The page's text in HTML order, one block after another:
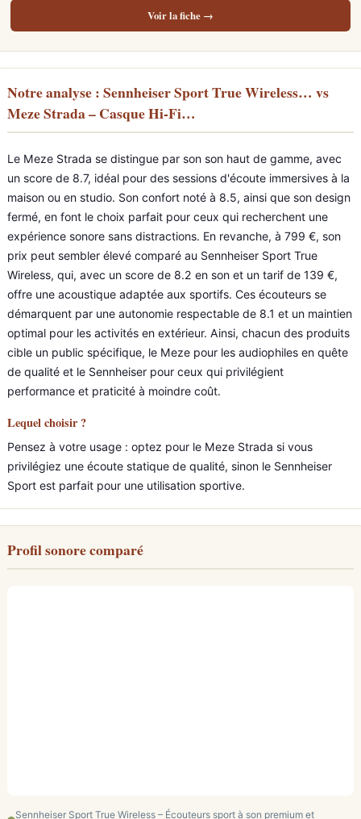
Voir la fiche →
Notre analyse : Sennheiser Sport True Wireless… vs
Meze Strada – Casque Hi-Fi…
Le Meze Strada se distingue par son son haut de gamme, avec
un score de 8.7, idéal pour des sessions d'écoute immersives à la
maison ou en studio. Son confort noté à 8.5, ainsi que son design
fermé, en font le choix parfait pour ceux qui recherchent une
expérience sonore sans distractions. En revanche, à 799 €, son
prix peut sembler élevé comparé au Sennheiser Sport True
Wireless, qui, avec un score de 8.2 en son et un tarif de 139 €,
offre une acoustique adaptée aux sportifs. Ces écouteurs se
démarquent par une autonomie respectable de 8.1 et un maintien
optimal pour les activités en extérieur. Ainsi, chacun des produits
cible un public spécifique, le Meze pour les audiophiles en quête
de qualité et le Sennheiser pour ceux qui privilégient
performance et praticité à moindre coût.
Lequel choisir ?
Pensez à votre usage : optez pour le Meze Strada si vous
privilégiez une écoute statique de qualité, sinon le Sennheiser
Sport est parfait pour une utilisation sportive.
Profil sonore comparé
Sennheiser Sport True Wireless – Écouteurs sport à son premium et